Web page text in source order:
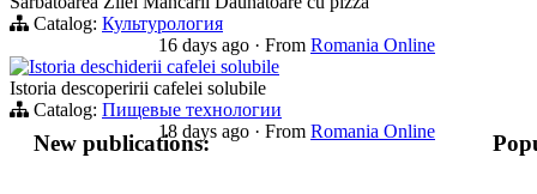
Catalog: Культурология
16 days ago · From Romania Online
Istoria deschiderii cafelei solubile
Istoria descoperirii cafelei solubile
Catalog: Пищевые технологии
18 days ago · From Romania Online
New publications: